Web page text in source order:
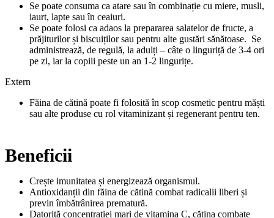
Se poate consuma ca atare sau în combinație cu miere, musli,
iaurt, lapte sau în ceaiuri.
Se poate folosi ca adaos la prepararea salatelor de fructe, a
prăjiturilor și biscuiților sau pentru alte gustări sănătoase. Se
administrează, de regulă, la adulți – câte o linguriță de 3-4 ori
pe zi, iar la copiii peste un an 1-2 lingurițe.
Extern
Făina de cătină poate fi folosită în scop cosmetic pentru măști
sau alte produse cu rol vitaminizant și regenerant pentru ten.
Beneficii
Crește imunitatea și energizează organismul.
Antioxidanții din făina de cătină combat radicalii liberi și
previn îmbătrânirea prematură.
Datorită concentrației mari de vitamina C, cătina combate